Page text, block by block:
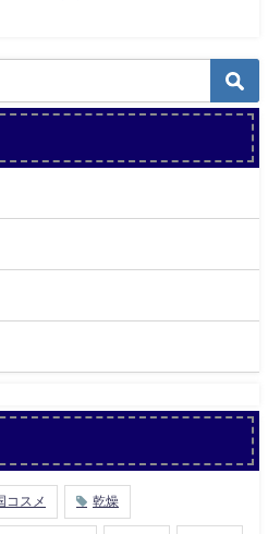
コスメ 乾燥